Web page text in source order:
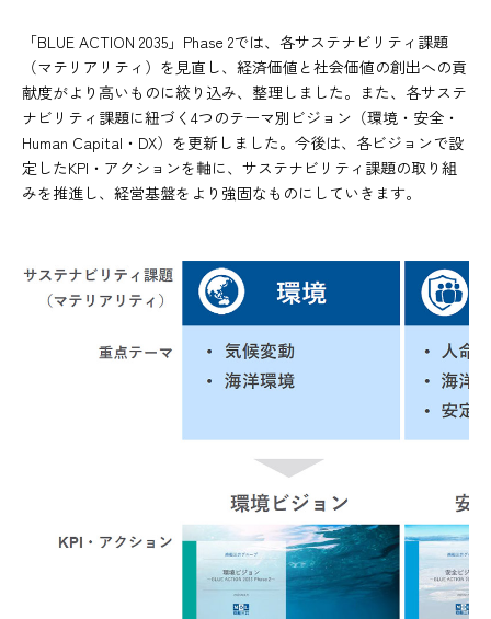
「BLUE ACTION 2035」Phase 2では、各サステナビリティ課題
（マテリアリティ）を見直し、経済価値と社会価値の創出への貢
献度がより高いものに絞り込み、整理しました。また、各サステ
ナビリティ課題に紐づく4つのテーマ別ビジョン（環境・安全・
Human Capital・DX）を更新しました。今後は、各ビジョンで設
定したKPI・アクションを軸に、サステナビリティ課題の取り組
みを推進し、経営基盤をより強固なものにしていきます。